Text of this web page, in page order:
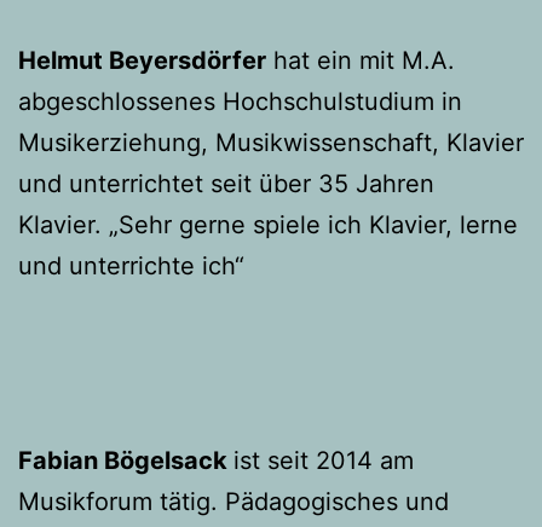
Helmut Beyersdörfer hat ein mit M.A.
abgeschlossenes Hochschulstudium in
Musikerziehung, Musikwissenschaft, Klavier
und unterrichtet seit über 35 Jahren
Klavier. „Sehr gerne spiele ich Klavier, lerne
und unterrichte ich“
Fabian Bögelsack ist seit 2014 am
Musikforum tätig. Pädagogisches und